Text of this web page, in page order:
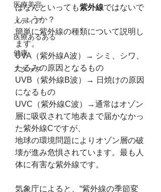
医療美容
メディア
医療あるある
健康
スタッフ
はなんといっても紫外線ではないで
しょうか？
簡単に紫外線の種類について説明し
ます。
UVA（紫外線A波）→ シミ、シワ、
たるみの原因となるもの
UVB（紫外線B波）→ 日焼けの原因
になるもの
UVC（紫外線C波）→通常はオゾン
層に吸収されて地表まで届かなかっ
た紫外線Cですが、
地球の環境問題によりオゾン層の破
壊が進み危惧されています。最も人
体に有害な紫外線です。
気象庁によると、“紫外線の季節変